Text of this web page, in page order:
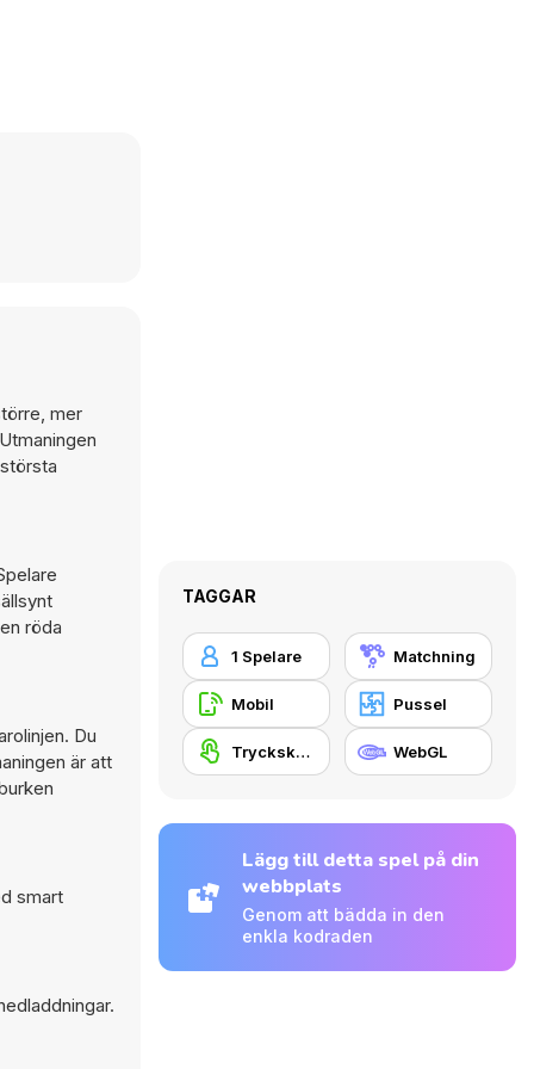
mer
röda
Du
är att
smart
TAGGAR
1 Spelare Matchning
Mobil Pussel
Tryckskärm WebGL
Lägg till detta spel på din
webbplats
Genom att bädda in den
enkla kodraden